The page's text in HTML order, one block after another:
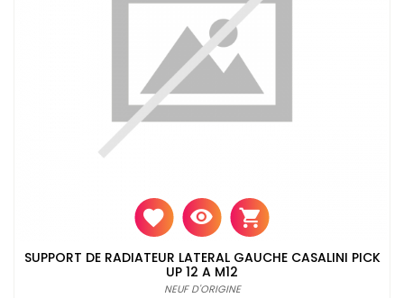
SUPPORT DE RADIATEUR LATERAL GAUCHE CASALINI PICK
UP 12 A M12
NEUF D'ORIGINE